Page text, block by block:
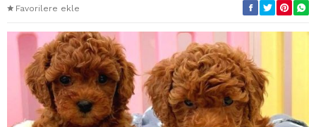
Favorilere ekle